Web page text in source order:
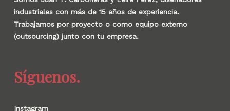
industriales con más de 15 años de experiencia.
Trabajamos por proyecto o como equipo externo
(outsourcing) junto con tu empresa.
Síguenos.
Instagram